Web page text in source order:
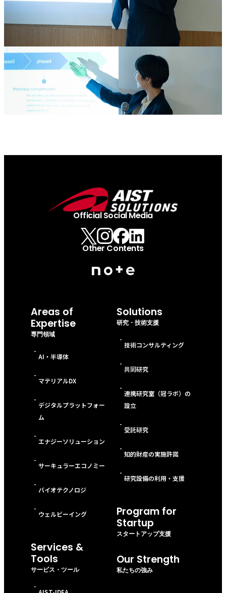
Official Social Media
Other Contents
Areas of
Expertise
専門領域
-
AI・半導体
-
マテリアルDX
-
デジタルプラットフォー
ム
-
エナジーソリューション
-
サーキュラーエコノミー
-
バイオテクノロジ
-
ウェルビーイング
Services &
Tools
サービス・ツール
-
Solutions
研究・技術支援
-
技術コンサルティング
-
共同研究
-
連携研究室（冠ラボ）の
設立
-
受託研究
-
知的財産の実施許諾
-
研究設備の利用・支援
Program for
Startup
スタートアップ支援
Our Strength
私たちの強み